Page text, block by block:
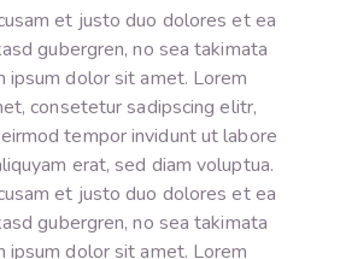
et justo duo dolores et ea
gubergren, no sea takimata
ipsum dolor sit amet. Lorem
consetetur sadipscing elitr,
tempor invidunt ut labore
erat, sed diam voluptua.
et justo duo dolores et ea
gubergren, no sea takimata
ipsum dolor sit amet. Lorem